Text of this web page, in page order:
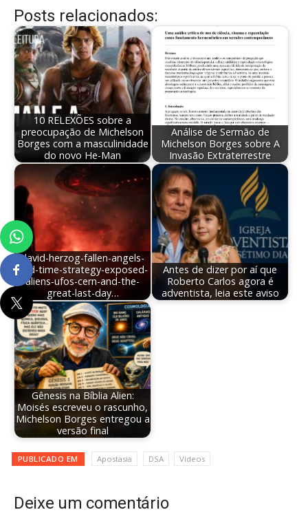
Posts relacionados:
10 RELEXÕES sobre a
preocupação de Michelson
Borges com a masculinidade
do novo He-Man
Análise de Sermão de
Michelson Borges sobre A
Invasão Extraterrestre
david-herzog-fallen-angels-
end-time-strategy-exposed-
aliens-ufos-cern-and-the-
great-last-day…
Antes de dizer por aí que
Roberto Carlos agora é
adventista, leia este aviso
Gênesis na Bíblia Alien:
Moisés escreveu o rascunho,
Michelson Borges entregou a
versão final
PUBLICADO EM Apostasia DSA Vídeos
Deixe um comentário